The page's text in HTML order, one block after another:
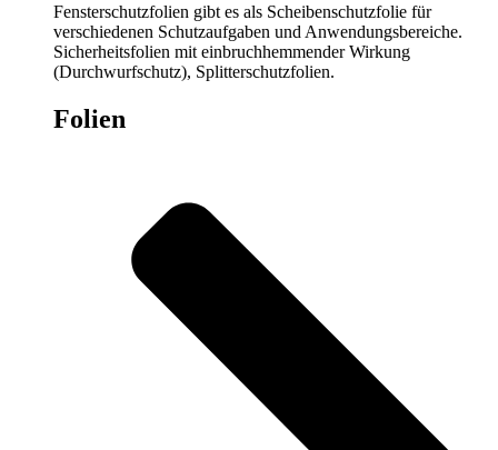
Fensterschutzfolien gibt es als Scheibenschutzfolie für
verschiedenen Schutzaufgaben und Anwendungsbereiche.
Sicherheitsfolien mit einbruchhemmender Wirkung
(Durchwurfschutz), Splitterschutzfolien.
Folien